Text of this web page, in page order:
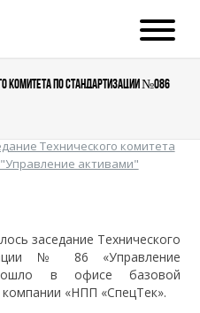
КОМИТЕТА ПО СТАНДАРТИЗАЦИИ №086
Технического комитета
активами"
заседание Технического
№ 86 «Управление
в офисе базовой
«НПП «СпецТек».